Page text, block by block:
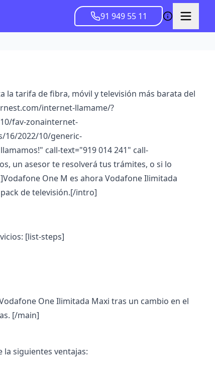
91 949 55 11
tarifa de fibra, móvil y televisión más barata del
internet-llamame/?
fav-zonainternet-
2022/10/generic-
call-text="919 014 241" call-
un asesor te resolverá tus trámites, o si lo
One M es ahora Vodafone Ilimitada
de televisión.[/intro]
[list-steps]
One Ilimitada Maxi tras un cambio en el
[/main]
siguientes ventajas: